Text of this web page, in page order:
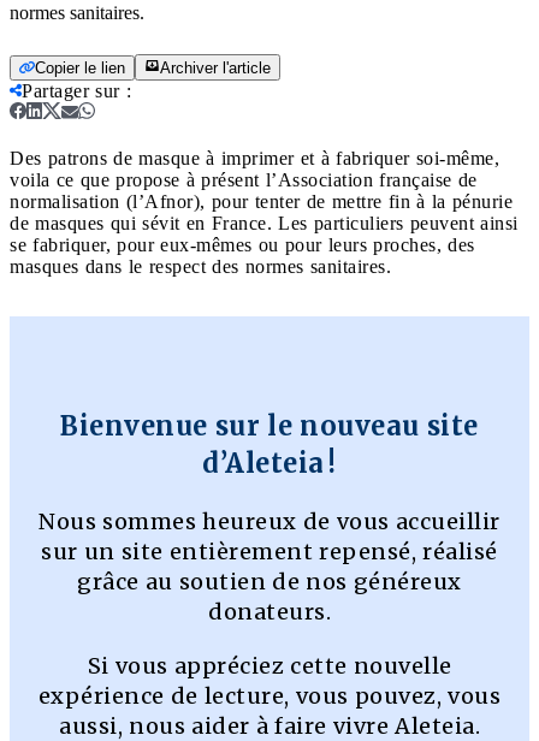
normes sanitaires.
Copier le lien Archiver l'article
Partager sur:
Des patrons de masque à imprimer et à fabriquer soi-même,
voila ce que propose à présent l’Association française de
normalisation (l’Afnor), pour tenter de mettre fin à la pénurie
de masques qui sévit en France. Les particuliers peuvent ainsi
se fabriquer, pour eux-mêmes ou pour leurs proches, des
masques dans le respect des normes sanitaires.
Bienvenue sur le nouveau site
d’Aleteia !
Nous sommes heureux de vous accueillir
sur un site entièrement repensé, réalisé
grâce au soutien de nos généreux
donateurs.
Si vous appréciez cette nouvelle
expérience de lecture, vous pouvez, vous
aussi, nous aider à faire vivre Aleteia.